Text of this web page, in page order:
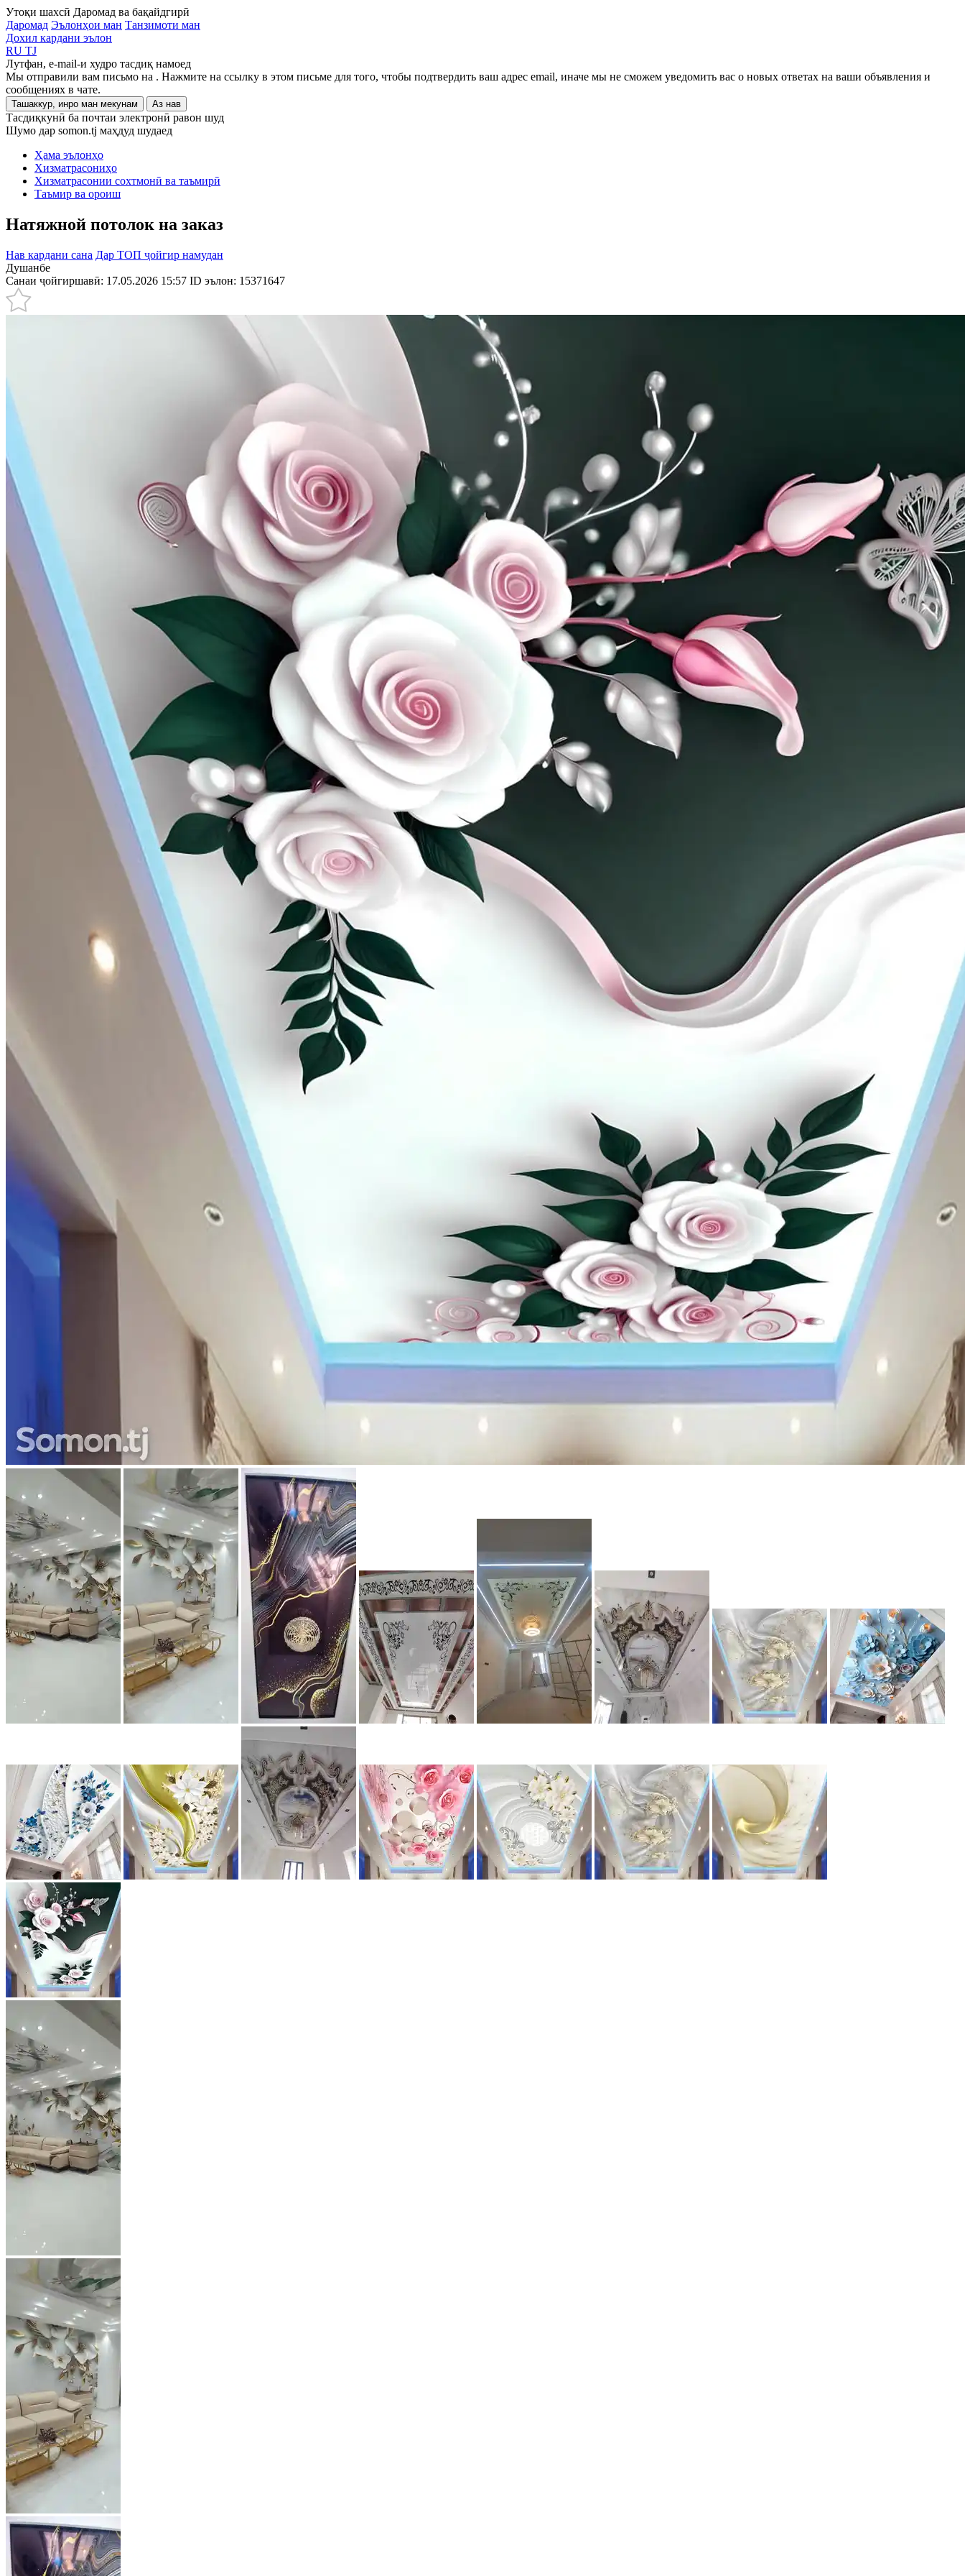
Утоқи шахсӣ Даромад ва бақайдгирӣ
Даромад Эълонҳои ман Танзимоти ман
Дохил кардани эълон
RU TJ
Лутфан, e-mail-и худро тасдиқ намоед
Мы отправили вам письмо на . Нажмите на ссылку в этом письме для того, чтобы подтвердить ваш адрес email, иначе мы не сможем уведомить вас о новых ответах на ваши объявления и
сообщениях в чате.
Ташаккур, инро ман мекунам Аз нав
Тасдиқкунӣ ба почтаи электронӣ равон шуд
Шумо дар somon.tj маҳдуд шудаед
Ҳама эълонҳо
Хизматрасониҳо
Хизматрасонии сохтмонӣ ва таъмирӣ
Таъмир ва ороиш
Натяжной потолок на заказ
Нав кардани сана Дар ТОП ҷойгир намудан
Душанбе
Санаи ҷойгиршавӣ: 17.05.2026 15:57 ID эълон: 15371647